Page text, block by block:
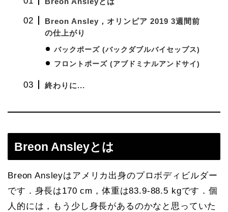
Breon Ansley，オリンピア 2019 3週間前
の仕上がり
バックポーズ (バックダブルバイセップス)
フロントポーズ (アブドミナルアンドサイ)
終わりに...
Breon Ansleyとは
Breon Ansleyはアメリカ出身のプロボディビルダー
です．身長は170 cm，体重は83.9-88.5 kgです．個
人的には，もう少し身長があるのかなと思っていた